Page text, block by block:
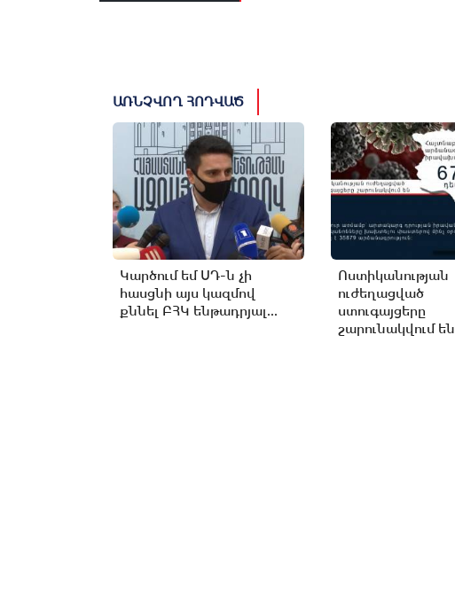
ԱՌՆՉՎՈՂ ՀՈԴՎԱԾ
Կարծում եմ ՍԴ-ն չի
հասցնի այս կազմով
քննել ԲՀԿ ենթադրյալ...
Ոստիկանության
ուժեղացված
ստուգայցերը
շարունակվում են